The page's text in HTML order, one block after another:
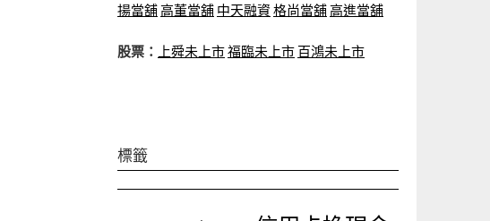
揚當舖高董當舖 中天融資格尚當舖高進當舖
股票： 上舜未上市福臨未上市 百鴻未上市
標籤